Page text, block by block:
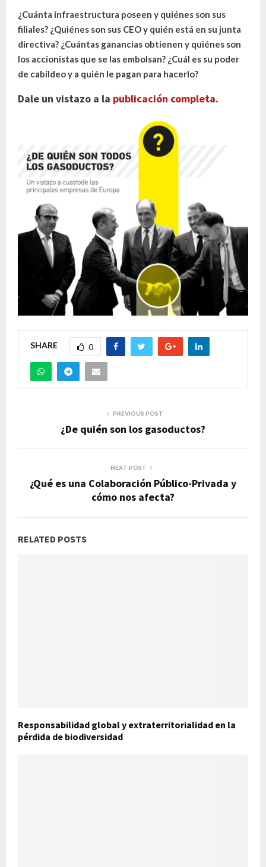
¿Cuánta infraestructura poseen y quiénes son sus
filiales? ¿Quiénes son sus CEO y quién está en su junta
directiva? ¿Cuántas ganancias obtienen y quiénes son
los accionistas que se las embolsan? ¿Cuál es su poder
de cabildeo y a quién le pagan para hacerlo?
Dale un vistazo a la publicación completa.
SHARE 0
PREVIOUS POST
¿De quién son los gasoductos?
NEXT POST
¿Qué es una Colaboración Público-Privada y
cómo nos afecta?
RELATED POSTS
Responsabilidad global y extraterritorialidad en la
pérdida de biodiversidad